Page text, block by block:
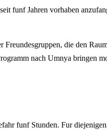
funf Jahren vorhaben
die den
nach Umnya bringen
funf Stunden. Fur